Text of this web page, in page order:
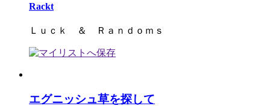
Rackt
Ｌｕｃｋ ＆ Ｒａｎｄｏｍｓ
エグニッシュ草を探して